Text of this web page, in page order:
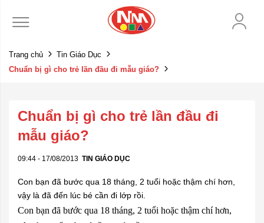
Trang chủ
Tin Giáo Dục
Chuẩn bị gì cho trẻ lần đầu đi mẫu giáo?
Chuẩn bị gì cho trẻ lần đầu đi
mẫu giáo?
09:44 - 17/08/2013 TIN GIÁO DỤC
Con bạn đã bước qua 18 tháng, 2 tuổi hoặc thậm chí hơn,
vậy là đã đến lúc bé cần đi lớp rồi.
Con bạn đã bước qua 18 tháng, 2 tuổi hoặc thậm chí hơn,